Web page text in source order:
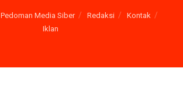
Pedoman Media Siber Redaksi
Kontak
Iklan